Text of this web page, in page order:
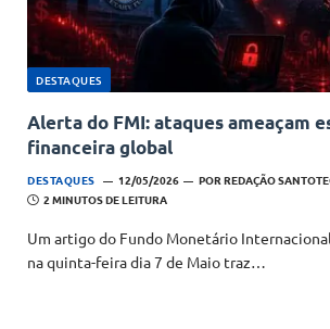
DESTAQUES
Alerta do FMI: ataques ameaçam
financeira global
DESTAQUES 12/05/2026 POR REDAÇÃO
2 MINUTOS DE LEITURA
Um artigo do Fundo Monetário
na quinta-feira dia 7 de Maio traz…